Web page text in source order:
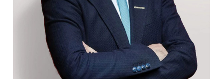
EN
搜索